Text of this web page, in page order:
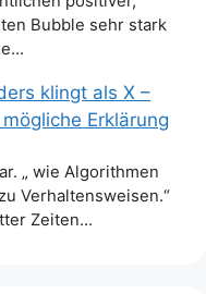
Bubble sehr stark
klingt als X –
Erklärung
„ wie Algorithmen
Verhaltensweisen.“
Zeiten…